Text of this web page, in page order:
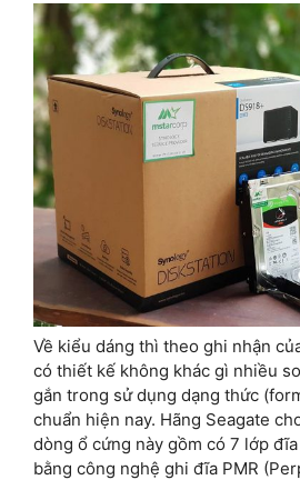
Về kiểu dáng thì theo ghi nhận
có thiết kế không khác gì nhiều
gắn trong sử dụng dạng thức
chuẩn hiện nay. Hãng Seagate
dòng ổ cứng này gồm có 7 lớp
bằng công nghệ ghi đĩa PMR